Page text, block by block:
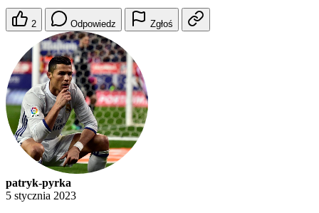
2 Odpowiedz Zgłoś
patryk-pyrka
5 stycznia 2023